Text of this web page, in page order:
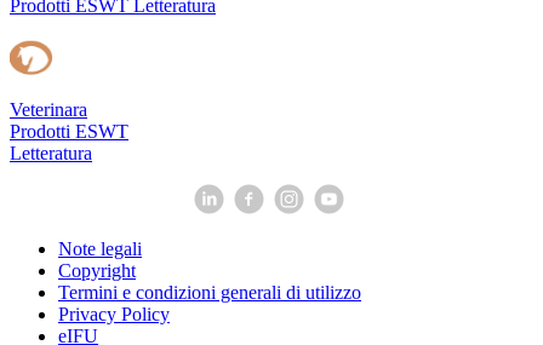
Prodotti ESWT Letteratura
Veterinara
Prodotti ESWT
Letteratura
Note legali
Copyright
Termini e condizioni generali di utilizzo
Privacy Policy
eIFU